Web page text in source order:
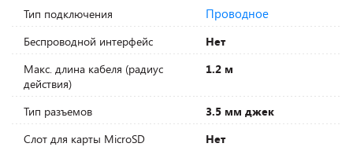
Тип подключения
Проводное
Беспроводной интерфейс
Нет
Макс. длина кабеля (радиус
действия)
1.2 м
Тип разъемов
3.5 мм джек
Слот для карты MicroSD
Нет